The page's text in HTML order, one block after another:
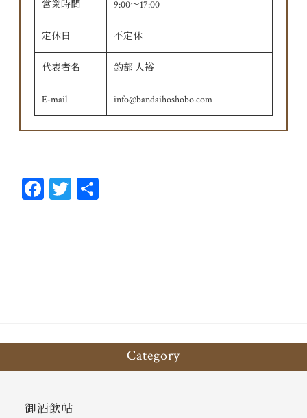
営業時間 9:00〜17:00
定休日 不定休
代表者名 釣部 人裕
E-mail info@bandaihoshobo.com
Fa T
Category
御酒飲帖